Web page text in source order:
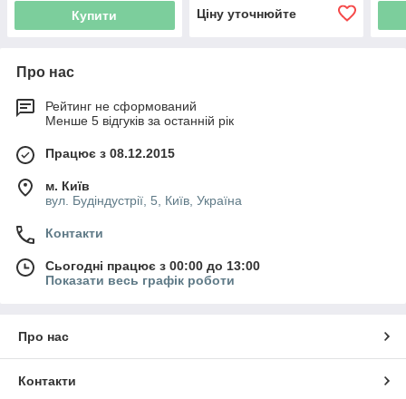
Купити Ціну уточнюйте
Про нас
Рейтинг не сформований
Менше 5 відгуків за останній рік
Працює з 08.12.2015
м. Київ
вул. Будіндустрії, 5, Київ, Україна
Контакти
Сьогодні працює з 00:00 до 13:00
Показати весь графік роботи
Про нас
Контакти